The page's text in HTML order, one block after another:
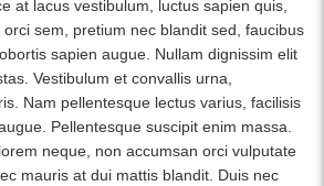
at lacus vestibulum, luctus sapien quis,
sem, pretium nec blandit sed, faucibus
sapien augue. Nullam dignissim elit
Vestibulum et convallis urna,
Nam pellentesque lectus varius, facilisis
Pellentesque suscipit enim massa.
neque, non accumsan orci vulputate
mauris at dui mattis blandit. Duis nec